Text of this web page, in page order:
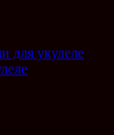
для укулеле